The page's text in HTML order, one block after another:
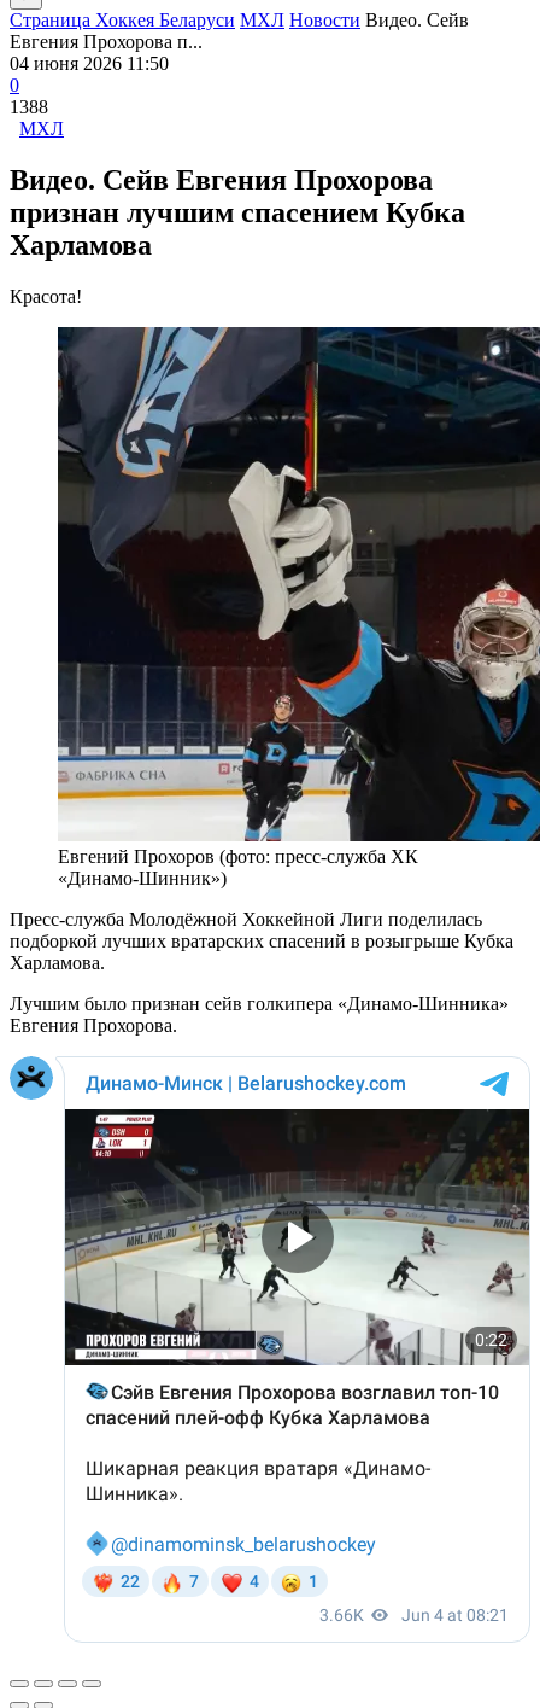
Страница Хоккея Беларуси МХЛ Новости Видео. Сейв
Евгения Прохорова п...
04 июня 2026 11:50
0
1388
МХЛ
Видео. Сейв Евгения Прохорова
признан лучшим спасением Кубка
Харламова
Красота!
Евгений Прохоров (фото: пресс-служба ХК
«Динамо-Шинник»)
Пресс-служба Молодёжной Хоккейной Лиги поделилась
подборкой лучших вратарских спасений в розыгрыше Кубка
Харламова.
Лучшим было признан сейв голкипера «Динамо-Шинника»
Евгения Прохорова.